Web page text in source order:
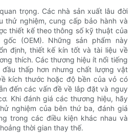
trọng. Các nhà sản xuất lâu đời
thử nghiệm, cung cấp bảo hành và
thiết kế theo thông số kỹ thuật của
(OEM). Những sản phẩm này
định, thiết kế kín tốt và tài liệu về
thích. Các thương hiệu ít nổi tiếng
thấp hơn nhưng chất lượng vật
kích thước hoặc độ bền của vỏ có
đến các vấn đề về lắp đặt và nguy
Khi đánh giá các thương hiệu, hãy
nghiệm của bên thứ ba, đánh giá
trong các điều kiện khác nhau và
thời gian thay thế.